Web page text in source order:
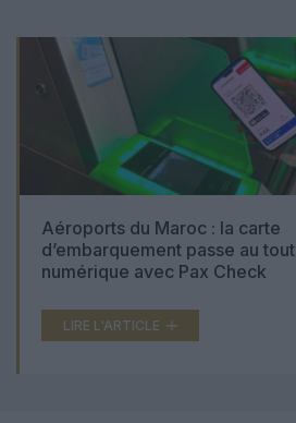
Aéroports du Maroc : la carte
d’embarquement passe au tout
numérique avec Pax Check
LIRE L'ARTICLE